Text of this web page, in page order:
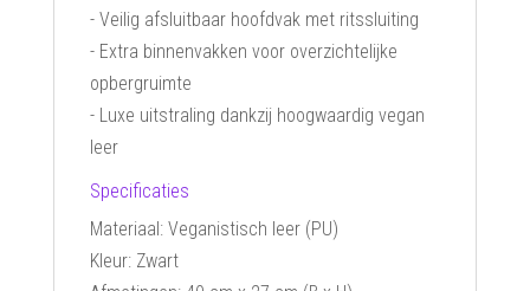
- Veilig afsluitbaar hoofdvak met ritssluiting
- Extra binnenvakken voor overzichtelijke
opbergruimte
- Luxe uitstraling dankzij hoogwaardig vegan
leer
Specificaties
Materiaal: Veganistisch leer (PU)
Kleur: Zwart